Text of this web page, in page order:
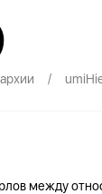
/
между